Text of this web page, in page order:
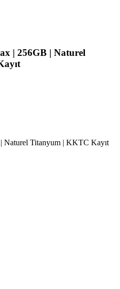
| 256GB | Naturel
Naturel Titanyum | KKTC Kayıt